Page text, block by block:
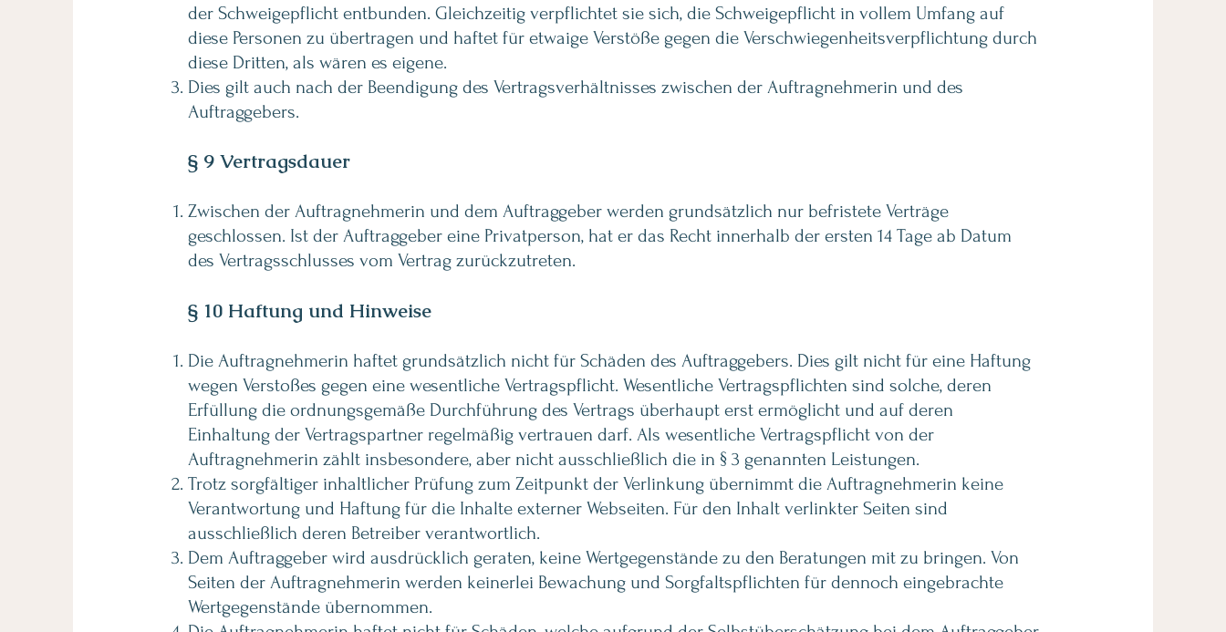
der Schweigepflicht entbunden. Gleichzeitig verpflichtet sie sich, die Schweigepflicht in vollem Umfang auf
diese Personen zu übertragen und haftet für etwaige Verstöße gegen die Verschwiegenheitsverpflichtung durch
diese Dritten, als wären es eigene.
Dies gilt auch nach der Beendigung des Vertragsverhältnisses zwischen der Auftragnehmerin und des
Auftraggebers.
§ 9 Vertragsdauer
Zwischen der Auftragnehmerin und dem Auftraggeber werden grundsätzlich nur befristete Verträge
geschlossen. Ist der Auftraggeber eine Privatperson, hat er das Recht innerhalb der ersten 14 Tage ab Datum
des Vertragsschlusses vom Vertrag zurückzutreten.
§ 10 Haftung und Hinweise
Die Auftragnehmerin haftet grundsätzlich nicht für Schäden des Auftraggebers. Dies gilt nicht für eine Haftung
wegen Verstoßes gegen eine wesentliche Vertragspflicht. Wesentliche Vertragspflichten sind solche, deren
Erfüllung die ordnungsgemäße Durchführung des Vertrags überhaupt erst ermöglicht und auf deren
Einhaltung der Vertragspartner regelmäßig vertrauen darf. Als wesentliche Vertragspflicht von der
Auftragnehmerin zählt insbesondere, aber nicht ausschließlich die in § 3 genannten Leistungen.
Trotz sorgfältiger inhaltlicher Prüfung zum Zeitpunkt der Verlinkung übernimmt die Auftragnehmerin keine
Verantwortung und Haftung für die Inhalte externer Webseiten. Für den Inhalt verlinkter Seiten sind
ausschließlich deren Betreiber verantwortlich.
Dem Auftraggeber wird ausdrücklich geraten, keine Wertgegenstände zu den Beratungen mit zu bringen. Von
Seiten der Auftragnehmerin werden keinerlei Bewachung und Sorgfaltspflichten für dennoch eingebrachte
Wertgegenstände übernommen.